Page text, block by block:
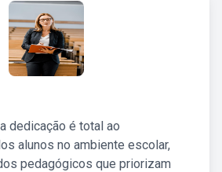
dedicação é total ao
alunos no ambiente escolar,
pedagógicos que priorizam